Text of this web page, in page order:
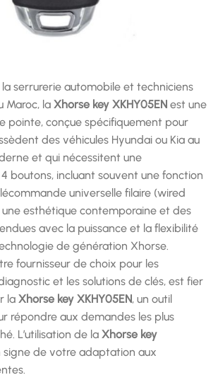
la serrurerie automobile et techniciens
Maroc, la Xhorse key XKHY05EN est une
pointe, conçue spécifiquement pour
des véhicules Hyundai ou Kia au
et qui nécessitent une
boutons, incluant souvent une fonction
universelle filaire (wired
esthétique contemporaine et des
avec la puissance et la flexibilité
de génération Xhorse.
fournisseur de choix pour les
et les solutions de clés, est fier
la Xhorse key XKHY05EN, un outil
répondre aux demandes les plus
L’utilisation de la Xhorse key
signe de votre adaptation aux